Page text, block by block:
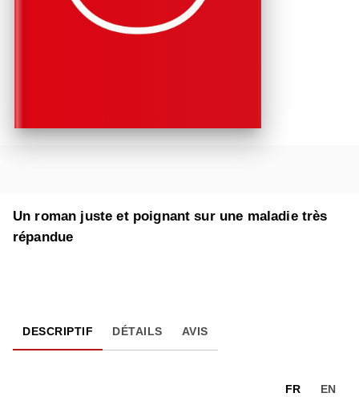
Un roman juste et poignant sur une maladie très
répandue
DESCRIPTIF DÉTAILS AVIS
FR EN